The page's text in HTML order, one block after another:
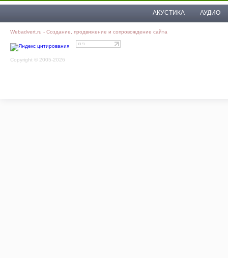
АКУСТИКА АУДИО
Webadvert.ru - Создание, продвижение и сопровождение сайта
Copyright © 2005-2026